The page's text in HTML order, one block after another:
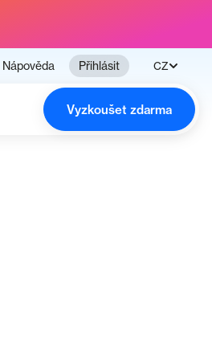
Nápověda Přihlásit CZ
Vyzkoušet zdarma